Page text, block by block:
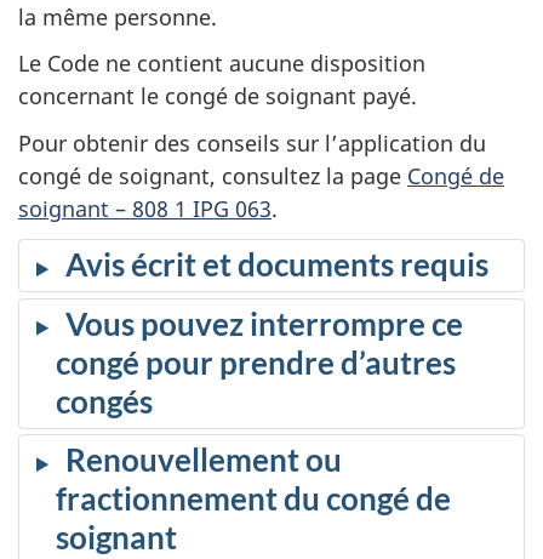
la même personne.
Le Code ne contient aucune disposition
concernant le congé de soignant payé.
Pour obtenir des conseils sur l’application du
congé de soignant, consultez la page Congé de
soignant – 808 1 IPG 063.
Avis écrit et documents requis
Vous pouvez interrompre ce
congé pour prendre d’autres
congés
Renouvellement ou
fractionnement du congé de
soignant